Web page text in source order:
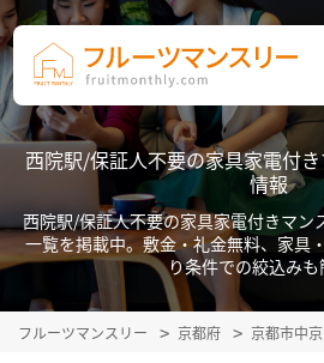
西院駅/保証人不要の家具家電付
情報
西院駅/保証人不要の家具家電付きマン
一覧を掲載中。敷金・礼金無料、家具
り条件での絞込みも
フルーツマンスリー 京都府 京都市中